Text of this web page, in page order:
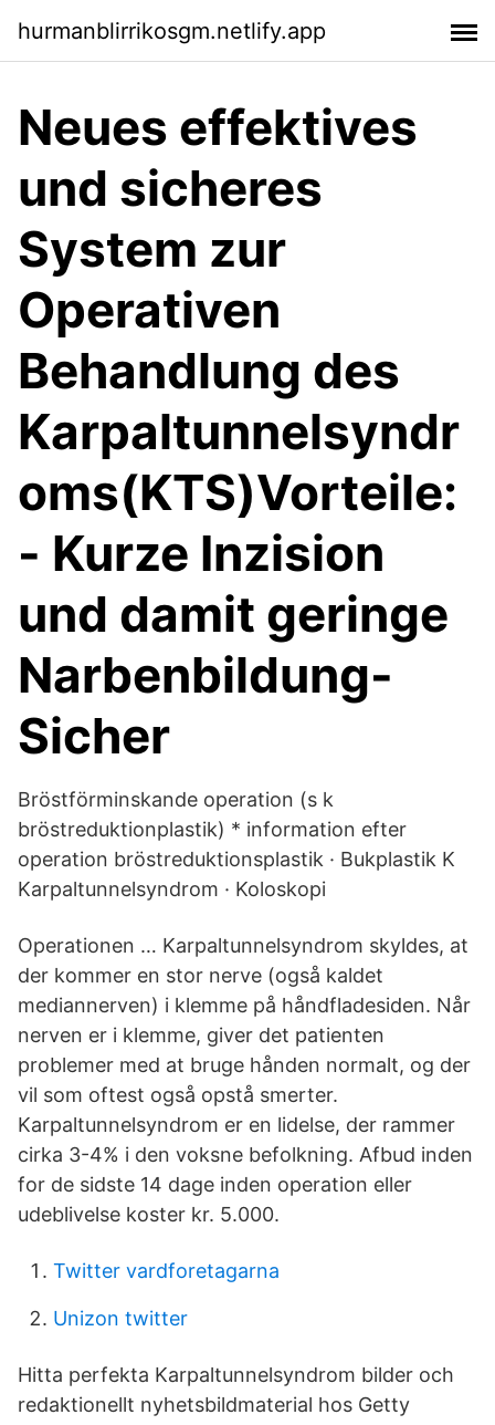
hurmanblirrikosgm.netlify.app
Neues effektives
und sicheres
System zur
Operativen
Behandlung des
Karpaltunnelsyndr
oms(KTS)Vorteile:
- Kurze Inzision
und damit geringe
Narbenbildung-
Sicher
Bröstförminskande operation (s k
bröstreduktionplastik) * information efter
operation bröstreduktionsplastik · Bukplastik K
Karpaltunnelsyndrom · Koloskopi
Operationen … Karpaltunnelsyndrom skyldes, at
der kommer en stor nerve (også kaldet
mediannerven) i klemme på håndfladesiden. Når
nerven er i klemme, giver det patienten
problemer med at bruge hånden normalt, og der
vil som oftest også opstå smerter.
Karpaltunnelsyndrom er en lidelse, der rammer
cirka 3-4% i den voksne befolkning. Afbud inden
for de sidste 14 dage inden operation eller
udeblivelse koster kr. 5.000.
Twitter vardforetagarna
Unizon twitter
Hitta perfekta Karpaltunnelsyndrom bilder och
redaktionellt nyhetsbildmaterial hos Getty